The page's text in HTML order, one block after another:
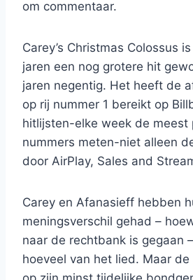
om commentaar.
Carey’s Christmas Colossus
jaren een nog grotere hit
jaren negentig. Het heeft de
op rij nummer 1 bereikt op
hitlijsten-elke week de meest
nummers meten-niet alleen
door AirPlay, Sales and
Carey en Afanasieff hebben
meningsverschil gehad –
naar de rechtbank is gegaan
hoeveel van het lied. Maar